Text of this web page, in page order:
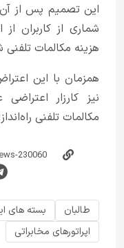
این تصمیم پس از
شماری از کاربران
هزینه مکالمات
همزمان با این
نیز کارزار
مکالمات تلفنی
طالبان بسته های
اپراتورهای مخابراتی